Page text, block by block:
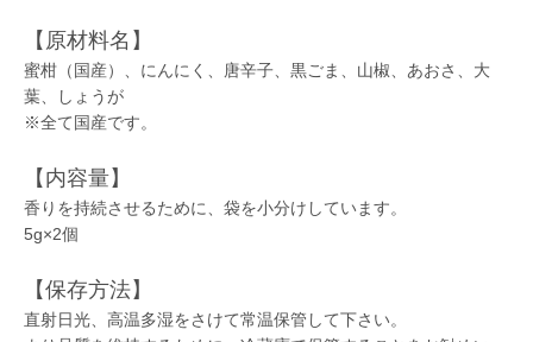
【原材料名】
蜜柑（国産）、にんにく、唐辛子、黒ごま、山椒、あおさ、大
葉、しょうが
※全て国産です。
【内容量】
香りを持続させるために、袋を小分けしています。
5g×2個
【保存方法】
直射日光、高温多湿をさけて常温保管して下さい。